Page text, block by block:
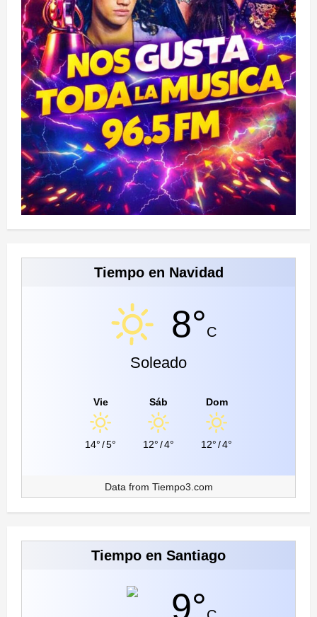
Tiempo en Navidad
8°C
Soleado
Vie
14°/5°
Sáb
12°/4°
Dom
12°/4°
Data from Tiempo3.com
Tiempo en Santiago
9°